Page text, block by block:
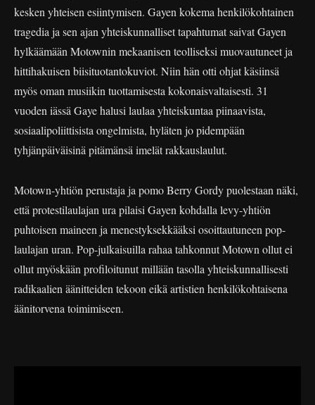
kesken yhteisen esiintymisen. Gayen kokema henkilökohtainen
tragedia ja sen ajan yhteiskunnalliset tapahtumat saivat Gayen
hylkäämään Motownin mekaanisen teolliseksi muovautuneet ja
hittihakuisen biisituotantokuviot. Niin hän otti ohjat käsiinsä
myös oman musiikin tuottamisesta kokonaisvaltaisesti. 31
vuoden iässä Gaye halusi laulaa yhteiskuntaa piinaavista,
sosiaalipoliittisista ongelmista, hyläten jo pidempään
tyhjänpäiväisinä pitämänsä imelät rakkauslaulut.
Motown-yhtiön perustaja ja pomo Berry Gordy puolestaan näki,
että protestilaulajan ura pilaisi Gayen kohdalla levy-yhtiön
puhtoisen maineen ja menestyksekkääksi osoittautuneen pop-
laulajan uran. Pop-julkaisuilla rahaa tahkonnut Motown ollut ei
ollut myöskään profiloitunut millään tasolla yhteiskunnallisesti
radikaalien äänitteiden tekoon eikä artistien henkilökohtaisena
äänitorvena toimimiseen.